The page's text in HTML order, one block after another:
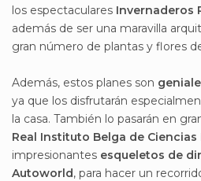
los espectaculares Invernaderos
además de ser una maravilla
gran número de plantas y flores
Además, estos planes son
ya que los disfrutarán
la casa. También lo pasarán en
Real Instituto Belga de Ciencias
impresionantes esqueletos de
Autoworld, para hacer un